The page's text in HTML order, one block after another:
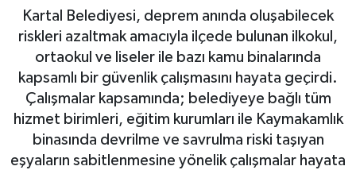
Kartal Belediyesi, deprem anında oluşabilecek
riskleri azaltmak amacıyla ilçede bulunan ilkokul,
ortaokul ve liseler ile bazı kamu binalarında
kapsamlı bir güvenlik çalışmasını hayata geçirdi.
Çalışmalar kapsamında; belediyeye bağlı tüm
hizmet birimleri, eğitim kurumları ile Kaymakamlık
binasında devrilme ve savrulma riski taşıyan
eşyaların sabitlenmesine yönelik çalışmalar hayata